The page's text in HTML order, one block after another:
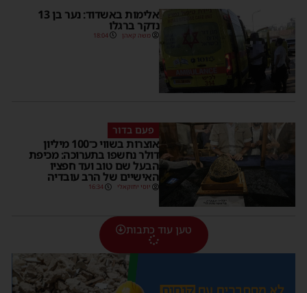
אלימות באשדוד: נער בן 13
נדקר ברגלו
משה קאהן 18:04
פעם בדור
אוצרות בשווי כ־100 מיליון
דולר נחשפו בתערוכה: מכיפת
הבעל שם טוב ועד חפציו
האישיים של הרב עובדיה
יוסי יחזקאלי 16:34
טען עוד כתבות